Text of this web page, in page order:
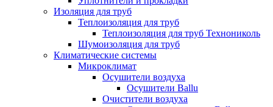
Изоляция для труб
Теплоизоляция для труб
Теплоизоляция для труб Технониколь
Шумоизоляция для труб
Климатические системы
Микроклимат
Осушители воздуха
Осушители Ballu
Очистители воздуха